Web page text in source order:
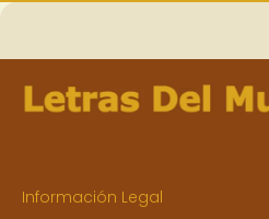
Información Legal